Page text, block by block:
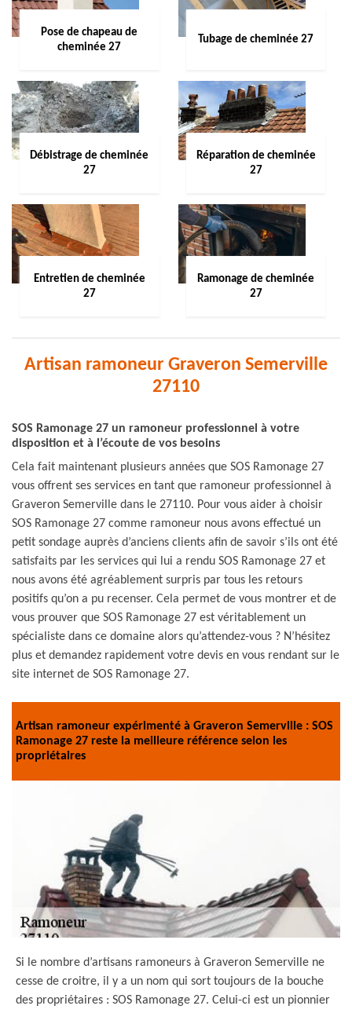
Pose de chapeau de
cheminée 27
Tubage de cheminée 27
Débistrage de cheminée
27
Réparation de cheminée
27
Entretien de cheminée
27
Ramonage de cheminée
27
Artisan ramoneur Graveron Semerville
27110
SOS Ramonage 27 un ramoneur professionnel à votre
disposition et à l’écoute de vos besoins
Cela fait maintenant plusieurs années que SOS Ramonage 27
vous offrent ses services en tant que ramoneur professionnel à
Graveron Semerville dans le 27110. Pour vous aider à choisir
SOS Ramonage 27 comme ramoneur nous avons effectué un
petit sondage auprès d’anciens clients afin de savoir s’ils ont été
satisfaits par les services qui lui a rendu SOS Ramonage 27 et
nous avons été agréablement surpris par tous les retours
positifs qu’on a pu recenser. Cela permet de vous montrer et de
vous prouver que SOS Ramonage 27 est véritablement un
spécialiste dans ce domaine alors qu’attendez-vous ? N’hésitez
plus et demandez rapidement votre devis en vous rendant sur le
site internet de SOS Ramonage 27.
Artisan ramoneur expérimenté à Graveron Semerville : SOS
Ramonage 27 reste la meilleure référence selon les
propriétaires
Si le nombre d’artisans ramoneurs à Graveron Semerville ne
cesse de croitre, il y a un nom qui sort toujours de la bouche
des propriétaires : SOS Ramonage 27. Celui-ci est un pionnier